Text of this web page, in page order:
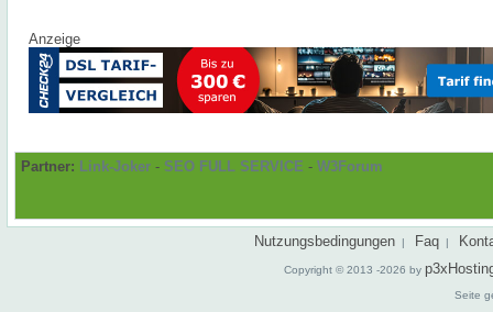
Anzeige
Partner: Link-Joker - SEO FULL SERVICE - W3Forum
Nutzungsbedingungen | Faq |
Copyright © 2013 -2026 by
Seite